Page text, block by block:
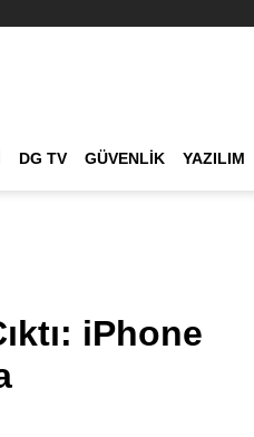
DG TV GÜVENLIK YAZILIM
iPhone